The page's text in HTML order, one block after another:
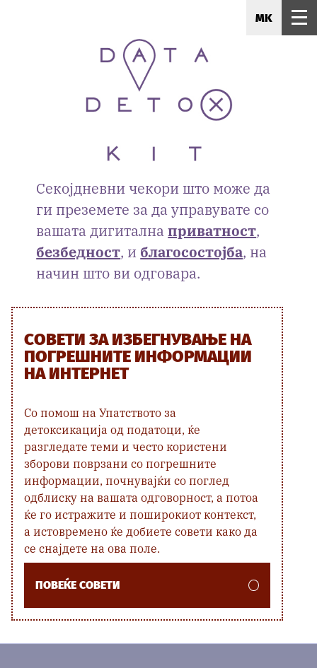
MK
Секојдневни чекори што може да
ги преземете за да управувате со
вашата дигиталнаприватност,
безбедност, и благосостојба, на
начин што ви одговара.
СОВЕТИ ЗА ИЗБЕГНУВАЊЕ НА
ПОГРЕШНИТЕ ИНФОРМАЦИИ
НА ИНТЕРНЕТ
Со помош на Упатството за
детоксикација од податоци, ќе
разгледате теми и често користени
зборови поврзани со погрешните
информации, почнувајќи со поглед
одблиску на вашата одговорност, а потоа
ќе го истражите и поширокиот контекст,
а истовремено ќе добиете совети како да
се снајдете на ова поле.
ПОВЕЌЕ СОВЕТИ